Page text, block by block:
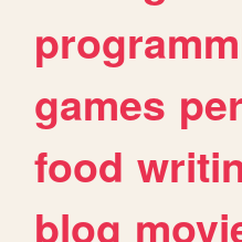
games
food
blog